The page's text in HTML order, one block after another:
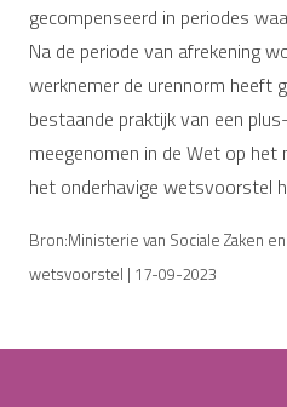
gecompenseerd in periodes
Na de periode van afrekening
werknemer de urennorm heeft
bestaande praktijk van een
meegenomen in de Wet op
het onderhavige wetsvoorstel
Bron:Ministerie van Sociale Zaken
wetsvoorstel | 17-09-2023